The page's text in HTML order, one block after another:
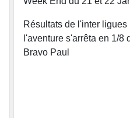
Résultats de l'inter
l'aventure s'arrêta en 1/
Bravo Paul